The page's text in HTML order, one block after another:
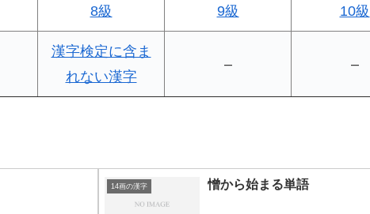
8級 9級 10級
漢字検定に含ま
れない漢字
– –
14画の漢字 憎から始まる単語